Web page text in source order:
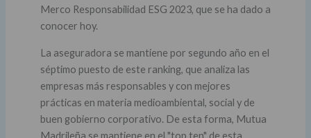
Merco Responsabilidad ESG 2023, que se ha dado a
conocer hoy.
La aseguradora se mantiene por segundo año en el
séptimo puesto de este ranking, que analiza las
empresas más responsables y con mejores
prácticas en materia medioambiental, social y de
buen gobierno corporativo. De esta forma, Mutua
Madrileña se mantiene en el "top ten" de esta